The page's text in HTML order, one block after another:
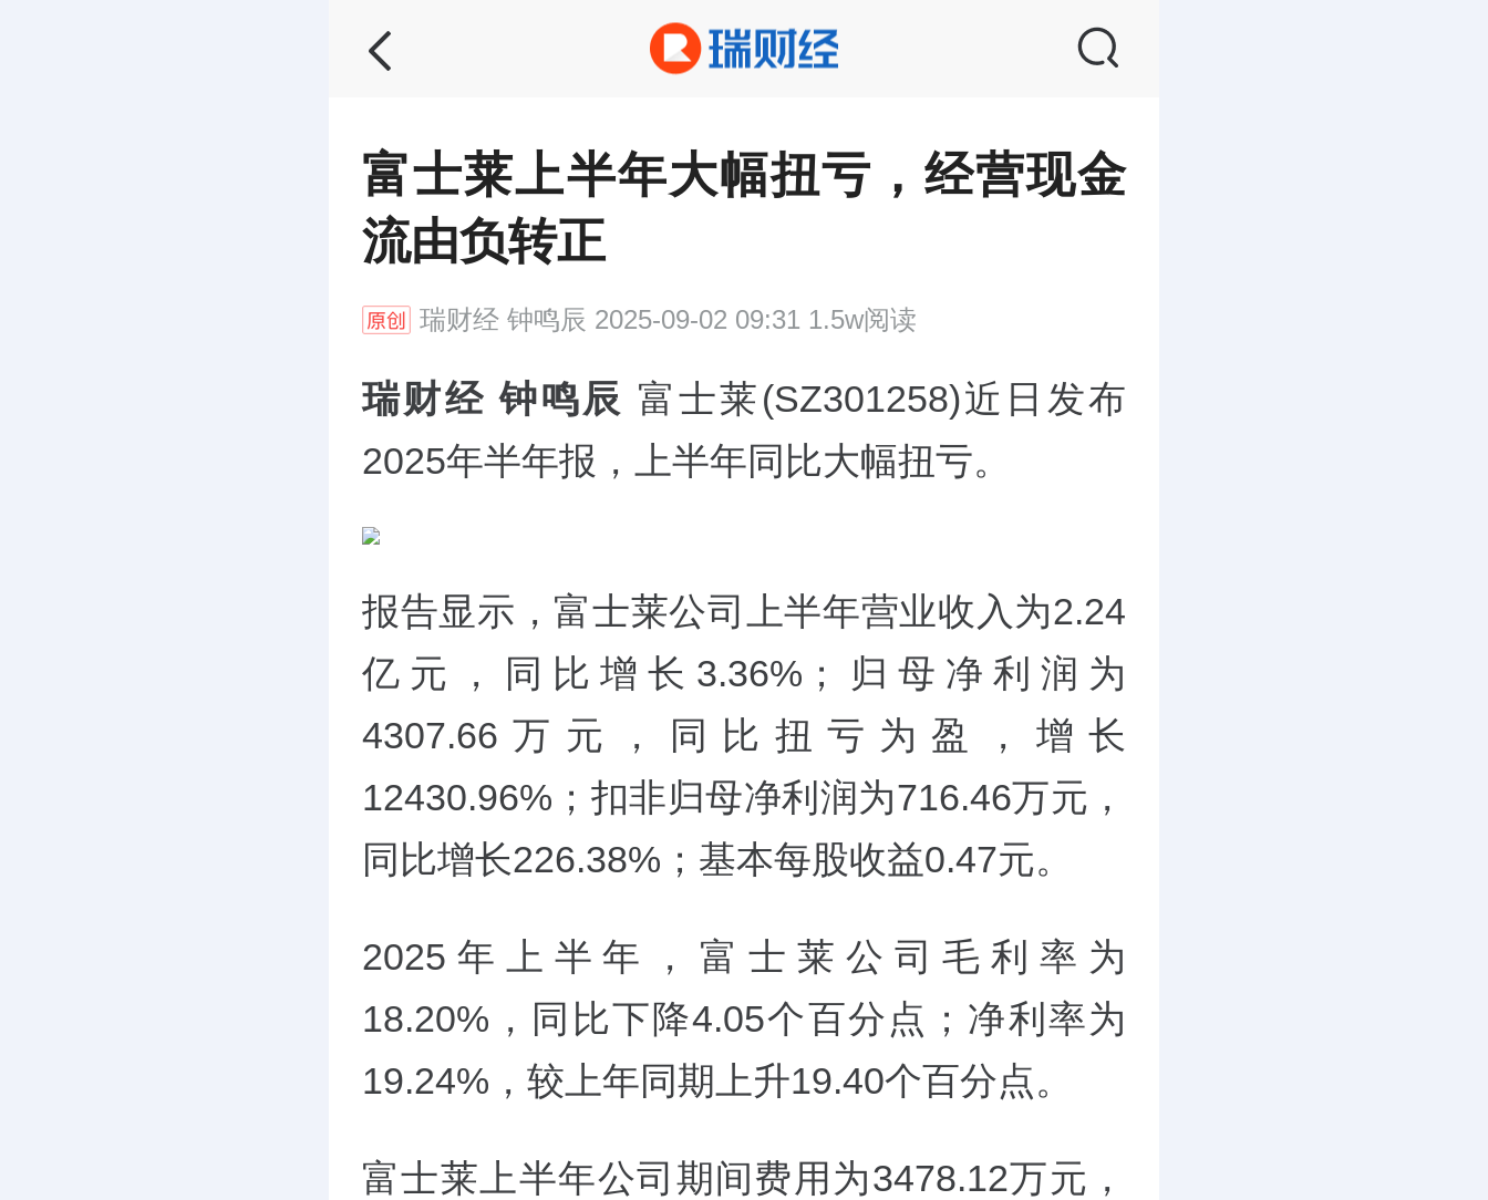
富士莱上半年大幅扭亏，经营现金
流由负转正
瑞财经 钟鸣辰 2025-09-02 09:31 1.5w阅读
瑞财经 钟鸣辰 富士莱(SZ301258)近日发布
2025年半年报，上半年同比大幅扭亏。
报告显示， 富士莱公司上半年营业收入为2.24
亿元，同比增长3.36%；归母净利润为
4307.66万元，同比扭亏为盈，增长
12430.96%；扣非归母净利润为716.46万元，
同比增长226.38%；基本每股收益0.47元。
2025年上半年， 富士莱 公司毛利率为
18.20%，同比下降4.05个百分点；净利率为
19.24%，较上年同期上升19.40个百分点。
富士莱 上半年公司期间费用为3478.12万元，